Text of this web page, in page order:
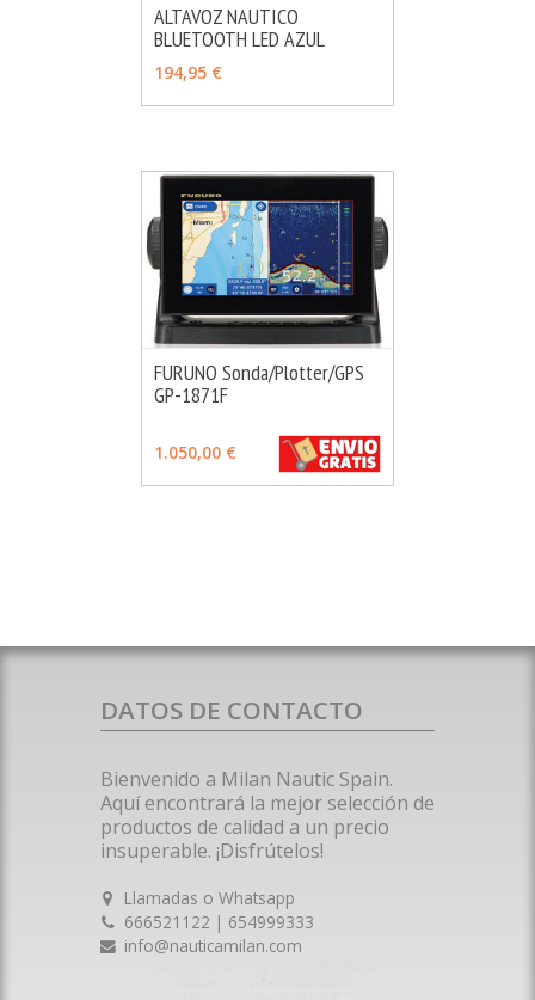
AÑADIR
ALTAVOZ NAUTICO
BLUETOOTH LED AZUL
194,95 €
VER OPCIONES
FURUNO Sonda/Plotter/GPS
GP-1871F
1.050,00 €
DATOS DE CONTACTO
Bienvenido a Milan Nautic Spain.
Aquí encontrará la mejor selección de
productos de calidad a un precio
insuperable. ¡Disfrútelos!
Llamadas o Whatsapp
666521122 | 654999333
info@nauticamilan.com